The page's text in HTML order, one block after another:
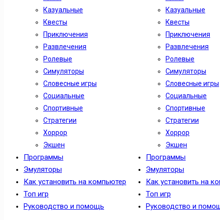
Казуальные
Квесты
Приключения
Развлечения
Ролевые
Симуляторы
Словесные игры
Социальные
Спортивные
Стратегии
Хоррор
Экшен
Программы
Эмуляторы
Как установить на компьютер
Топ игр
Руководство и помощь
Казуальные
Квесты
Приключения
Развлечения
Ролевые
Симуляторы
Словесные игры
Социальные
Спортивные
Стратегии
Хоррор
Экшен
Программы
Эмуляторы
Как установить на
Топ игр
Руководство и